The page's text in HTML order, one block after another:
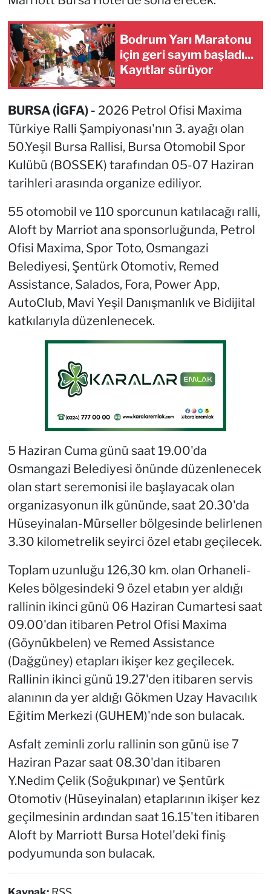
Bodrum Yarı Maratonu
için geri sayım başladı...
Kayıtlar sürüyor
BURSA (İGFA) - 2026 Petrol Ofisi Maxima
Türkiye Ralli Şampiyonası'nın 3. ayağı olan
50.Yeşil Bursa Rallisi, Bursa Otomobil Spor
Kulübü (BOSSEK) tarafından 05-07 Haziran
tarihleri arasında organize ediliyor.
55 otomobil ve 110 sporcunun katılacağı ralli,
Aloft by Marriot ana sponsorluğunda, Petrol
Ofisi Maxima, Spor Toto, Osmangazi
Belediyesi, Şentürk Otomotiv, Remed
Assistance, Salados, Fora, Power App,
AutoClub, Mavi Yeşil Danışmanlık ve Bidijital
katkılarıyla düzenlenecek.
5 Haziran Cuma günü saat 19.00'da
Osmangazi Belediyesi önünde düzenlenecek
olan start seremonisi ile başlayacak olan
organizasyonun ilk gününde, saat 20.30'da
Hüseyinalan-Mürseller bölgesinde belirlenen
3.30 kilometrelik seyirci özel etabı geçilecek.
Toplam uzunluğu 126,30 km. olan Orhaneli-
Keles bölgesindeki 9 özel etabın yer aldığı
rallinin ikinci günü 06 Haziran Cumartesi saat
09.00'dan itibaren Petrol Ofisi Maxima
(Göynükbelen) ve Remed Assistance
(Dağgüney) etapları ikişer kez geçilecek.
Rallinin ikinci günü 19.27'den itibaren servis
alanının da yer aldığı Gökmen Uzay Havacılık
Eğitim Merkezi (GUHEM)'nde son bulacak.
Asfalt zeminli zorlu rallinin son günü ise 7
Haziran Pazar saat 08.30'dan itibaren
Y.Nedim Çelik (Soğukpınar) ve Şentürk
Otomotiv (Hüseyinalan) etaplarının ikişer kez
geçilmesinin ardından saat 16.15'ten itibaren
Aloft by Marriott Bursa Hotel'deki finiş
podyumunda son bulacak.